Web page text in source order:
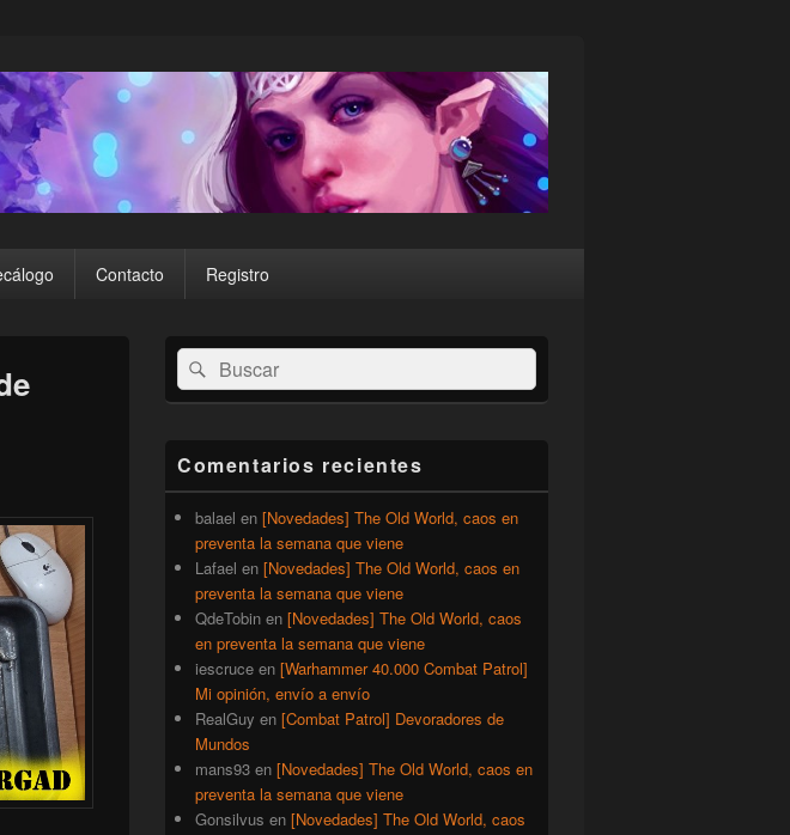
Contacto Registro
El
área
de
lateral
primaria
Buscar
por:
Buscar
Comentarios recientes
balael en [Novedades] The Old World, caos en
preventa la semana que viene
Lafael en [Novedades] The Old World, caos en
preventa la semana que viene
QdeTobin en [Novedades] The Old World, caos
en preventa la semana que viene
iescruce en [Warhammer 40.000 Combat Patrol]
Mi opinión, envío a envío
RealGuy en [Combat Patrol] Devoradores de
Mundos
mans93 en [Novedades] The Old World, caos en
preventa la semana que viene
Gonsilvus en [Novedades] The Old World, caos